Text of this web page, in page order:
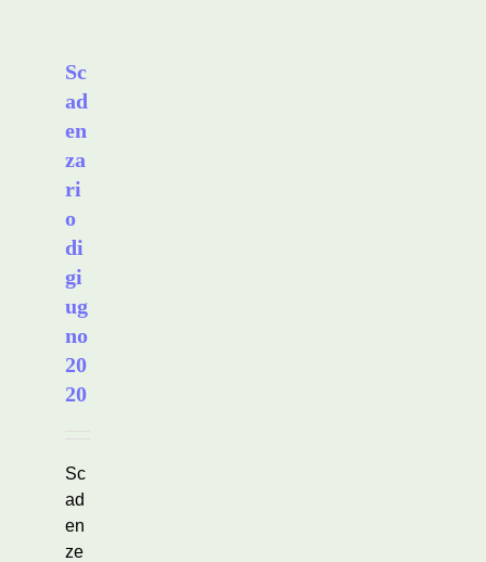
Sc
ad
en
za
ri
o
di
gi
ug
no
20
20
Sc
ad
en
ze